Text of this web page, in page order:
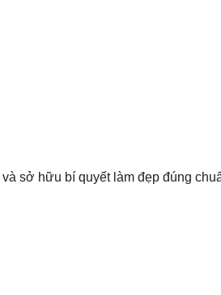
sở hữu bí quyết làm đẹp đúng